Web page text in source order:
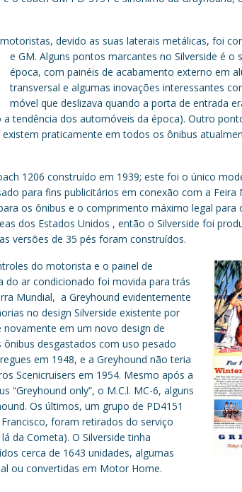
devido as suas laterais metálicas, foi
e GM. Alguns pontos marcantes no Silverside é o
época, com painéis de acabamento externo em
transversal e algumas inovações interessantes
móvel que deslizava quando a porta de entrada
tendência dos automóveis da época). Outro
praticamente em todos os ônibus
1206 construído em 1939; este foi o único
para fins publicitários em conexão com a Feira
os ônibus e o comprimento máximo legal para
dos Estados Unidos , então o Silverside foi
versões de 35 pés foram construídos.
do motorista e o painel de
do ar condicionado foi movida para trás
Mundial, a Greyhound evidentemente
no design Silverside existente por
em um novo design de
desgastados com uso pesado
em 1948, e a Greyhound não teria
Scenicruisers em 1954. Mesmo após a
“Greyhound only”, o M.C.l. MC-6, alguns
Os últimos, um grupo de PD4151
foram retirados do serviço
da Cometa). O Silverside tinha
cerca de 1643 unidades, algumas
ou convertidas em Motor Home.